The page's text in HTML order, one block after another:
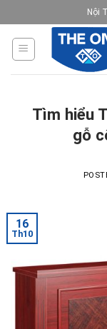
to
content
Nội
Tìm hiểu
gỗ
16
Th10